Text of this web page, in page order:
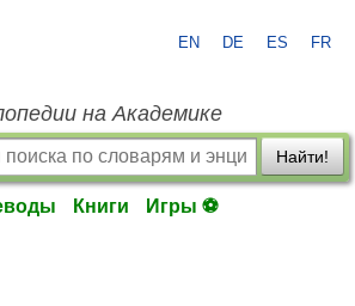
EN DE ES FR
на Академике
Найти!
Книги Игры ⚽